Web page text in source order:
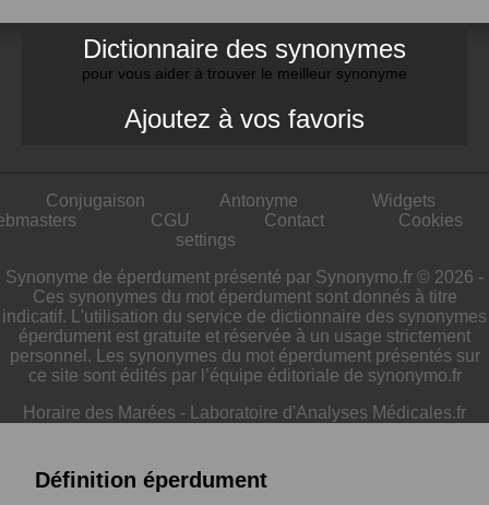
Dictionnaire des synonymes
pour vous aider à trouver le meilleur synonyme
Ajoutez à vos favoris
Conjugaison Antonyme
Widgets
CGU Contact
Cookies
settings
Synonyme de éperdument présenté par Synonymo.fr © 2026 -
Ces synonymes du mot éperdument sont donnés à titre
indicatif. L'utilisation du service de dictionnaire des synonymes
éperdument est gratuite et réservée à un usage strictement
personnel. Les synonymes du mot éperdument présentés sur
ce site sont édités par l’équipe éditoriale de synonymo.fr
Horaire des Marées - Laboratoire d'Analyses Médicales.fr
Définition éperdument